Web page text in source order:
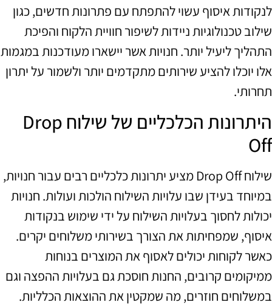
לנקודות איסוף עשוי להתפתח עם פתרונות חדשים, כגון
שילוב טכנולוגיות ניידות לשיפור חוויית הלקוח והפיכת
התהליך ליעיל יותר. חנויות אשר יישארו מעודכנות במגמות
אלו יוכלו להציע שירותים מתקדמים יותר ולשמור על יתרון
תחרותי.
היתרונות הכלכליים של שילוח Drop
Off
שילוח Drop Off מציע יתרונות כלכליים רבים עבור חנויות,
במיוחד בעידן שבו עלויות השילוח הולכות ועולות. חנויות
יכולות לחסוך בעלויות השילוח על ידי שימוש בנקודות
איסוף, שמפחיתות את הצורך בשירותי משלוחים יקרים.
כאשר לקוחות יכולים לאסוף את המוצרים בנוחות
ממיקומים קרובים, החנות חוסכת גם בעלויות ההפצה וגם
במשלוחים חוזרים, מה שמקטין את ההוצאות הכלליות.